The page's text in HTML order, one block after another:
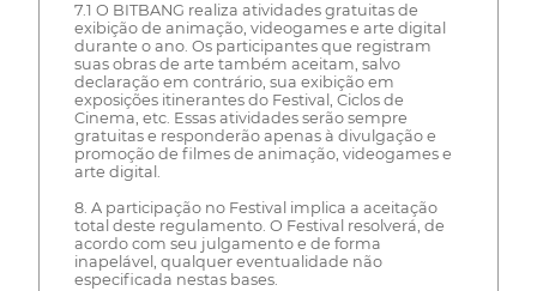
7.1 O BITBANG realiza atividades gratuitas de
exibição de animação, videogames e arte digital
durante o ano. Os participantes que registram
suas obras de arte também aceitam, salvo
declaração em contrário, sua exibição em
exposições itinerantes do Festival, Ciclos de
Cinema, etc. Essas atividades serão sempre
gratuitas e responderão apenas à divulgação e
promoção de filmes de animação, videogames e
arte digital.
8. A participação no Festival implica a aceitação
total deste regulamento. O Festival resolverá, de
acordo com seu julgamento e de forma
inapelável, qualquer eventualidade não
especificada nestas bases.